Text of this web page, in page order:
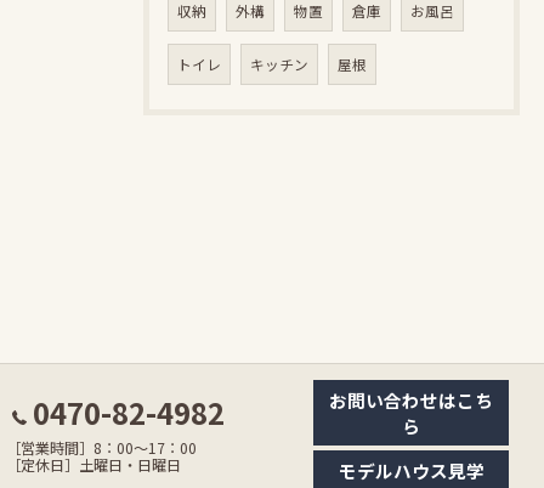
収納 外構 物置 倉庫 お風呂
トイレ キッチン 屋根
0470-82-4982
［営業時間］8：00〜17：00
［定休日］土曜日・日曜日
お問い合わせはこち
ら
モデルハウス見学